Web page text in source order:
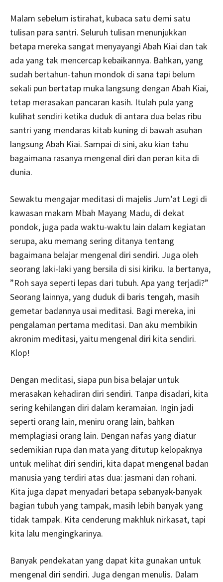
Malam sebelum istirahat, kubaca satu demi satu
tulisan para santri. Seluruh tulisan menunjukkan
betapa mereka sangat menyayangi Abah Kiai dan tak
ada yang tak mencercap kebaikannya. Bahkan, yang
sudah bertahun-tahun mondok di sana tapi belum
sekali pun bertatap muka langsung dengan Abah Kiai,
tetap merasakan pancaran kasih. Itulah pula yang
kulihat sendiri ketika duduk di antara dua belas ribu
santri yang mendaras kitab kuning di bawah asuhan
langsung Abah Kiai. Sampai di sini, aku kian tahu
bagaimana rasanya mengenal diri dan peran kita di
dunia.
Sewaktu mengajar meditasi di majelis Jum’at Legi di
kawasan makam Mbah Mayang Madu, di dekat
pondok, juga pada waktu-waktu lain dalam kegiatan
serupa, aku memang sering ditanya tentang
bagaimana belajar mengenal diri sendiri. Juga oleh
seorang laki-laki yang bersila di sisi kiriku. Ia bertanya,
”Roh saya seperti lepas dari tubuh. Apa yang terjadi?”
Seorang lainnya, yang duduk di baris tengah, masih
gemetar badannya usai meditasi. Bagi mereka, ini
pengalaman pertama meditasi. Dan aku membikin
akronim meditasi, yaitu mengenal diri kita sendiri.
Klop!
Dengan meditasi, siapa pun bisa belajar untuk
merasakan kehadiran diri sendiri. Tanpa disadari, kita
sering kehilangan diri dalam keramaian. Ingin jadi
seperti orang lain, meniru orang lain, bahkan
memplagiasi orang lain. Dengan nafas yang diatur
sedemikian rupa dan mata yang ditutup kelopaknya
untuk melihat diri sendiri, kita dapat mengenal badan
manusia yang terdiri atas dua: jasmani dan rohani.
Kita juga dapat menyadari betapa sebanyak-banyak
bagian tubuh yang tampak, masih lebih banyak yang
tidak tampak. Kita cenderung makhluk nirkasat, tapi
kita lalu mengingkarinya.
Banyak pendekatan yang dapat kita gunakan untuk
mengenal diri sendiri. Juga dengan menulis. Dalam